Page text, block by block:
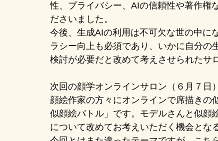
性、プライバシー、AIの信頼性や著作権
ださいました。
今後、生成AIの利用は不可欠な世の中に
ラシー向上も必須であり、いかに自分の
検討が必要だと改めて考えさせられたサ
次回の顔学オンラインサロン（６月７日
顔絵作家の方々にオンラインで席描きの
似顔絵バトル」です。モデルさんと似顔
について改めてお考えいただく機会とな